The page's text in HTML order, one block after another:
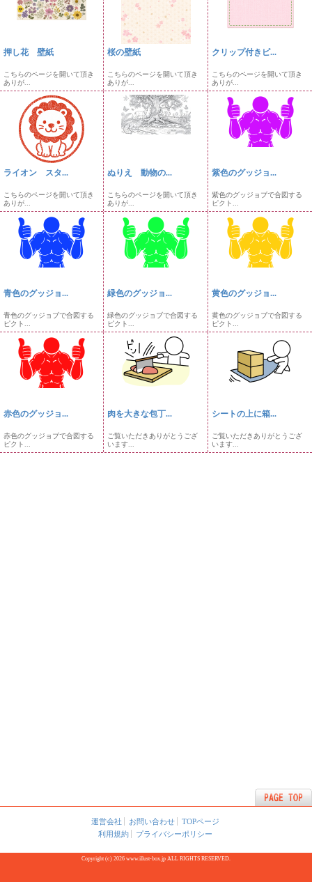
押し花 壁紙
こちらのページを開いて頂き
ありが...
桜の壁紙
こちらのページを開いて頂き
ありが...
クリップ付きピ...
こちらのページを開いて頂き
ありが...
ライオン スタ...
こちらのページを開いて頂き
ありが...
ぬりえ 動物の...
こちらのページを開いて頂き
ありが...
紫色のグッジョ...
紫色のグッジョブで合図する
ピクト...
青色のグッジョ...
青色のグッジョブで合図する
ピクト...
緑色のグッジョ...
緑色のグッジョブで合図する
ピクト...
黄色のグッジョ...
黄色のグッジョブで合図する
ピクト...
赤色のグッジョ...
赤色のグッジョブで合図する
ピクト...
肉を大きな包丁...
ご覧いただきありがとうござ
います...
シートの上に箱...
ご覧いただきありがとうござ
います...
運営会社 お問い合わせ
TOPページ
利用規約
プライバシーポリシー
Copyright (c) 2026 www.illust-box.jp ALL RIGHTS RESERVED.